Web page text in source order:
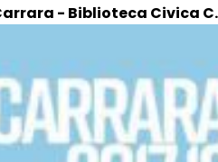
- Biblioteca Civica